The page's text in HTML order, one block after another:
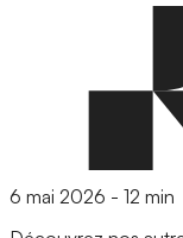
6 mai 2026 - 12 min